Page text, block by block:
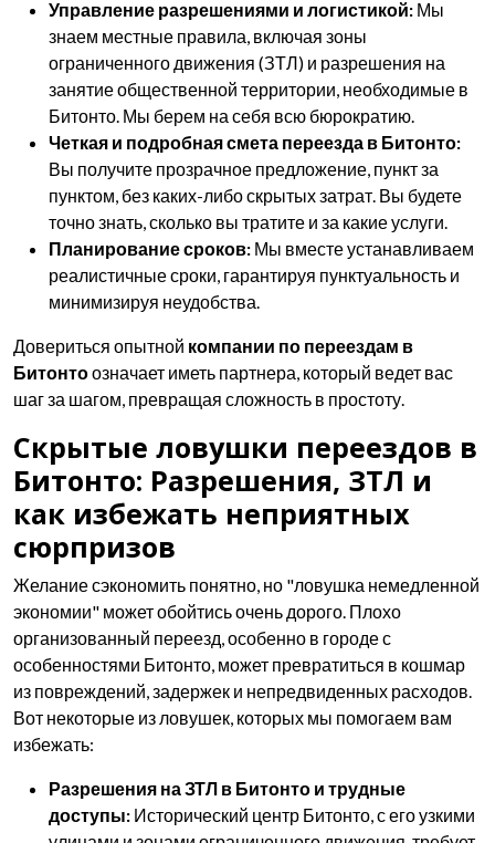
Управление разрешениями и логистикой: Мы
знаем местные правила, включая зоны
ограниченного движения (ЗТЛ) и разрешения на
занятие общественной территории, необходимые в
Битонто. Мы берем на себя всю бюрократию.
Четкая и подробная смета переезда в Битонто:
Вы получите прозрачное предложение, пункт за
пунктом, без каких-либо скрытых затрат. Вы будете
точно знать, сколько вы тратите и за какие услуги.
Планирование сроков: Мы вместе устанавливаем
реалистичные сроки, гарантируя пунктуальность и
минимизируя неудобства.
Довериться опытной компании по переездам в
Битонтоозначает иметь партнера, который ведет вас
шаг за шагом, превращая сложность в простоту.
Скрытые ловушки переездов в
Битонто: Разрешения, ЗТЛ и
как избежать неприятных
сюрпризов
Желание сэкономить понятно, но "ловушка немедленной
экономии" может обойтись очень дорого. Плохо
организованный переезд, особенно в городе с
особенностями Битонто, может превратиться в кошмар
из повреждений, задержек и непредвиденных расходов.
Вот некоторые из ловушек, которых мы помогаем вам
избежать:
Разрешения на ЗТЛ в Битонто и трудные
доступы: Исторический центр Битонто, с его узкими